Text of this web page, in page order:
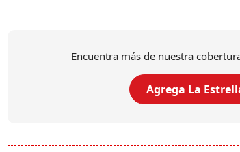
Encuentra más de nuestra
Agrega La